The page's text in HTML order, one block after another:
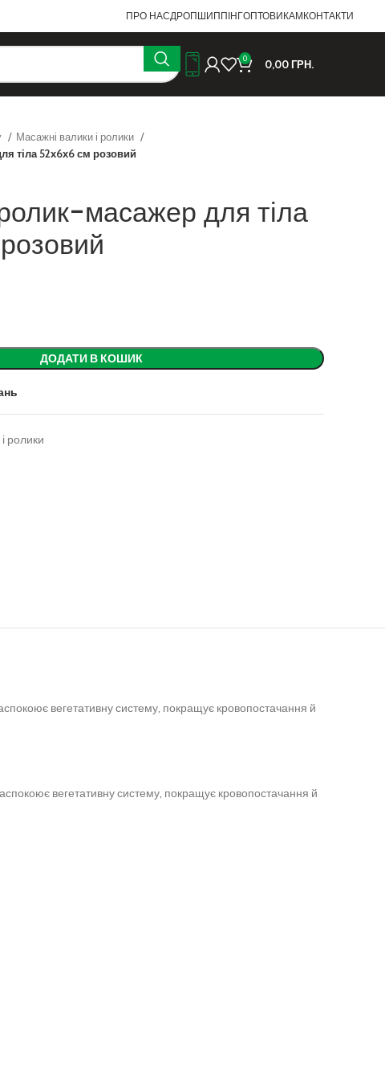
ПРО НАСДРОПШИППІНГОПТОВИКАМКОНТАКТИ
0 0,00ГРН.
Масажні валики і ролики
тіла 52х6х6 см розовий
масажер для тіла
ДОДАТИ В КОШИК
ролики
вегетативну систему, покращує кровопостачання й
вегетативну систему, покращує кровопостачання й